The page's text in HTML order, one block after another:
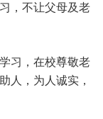
，不让父母及老
习，在校尊敬老
人，为人诚实，